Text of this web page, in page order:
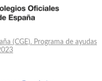
(CGE). Programa de ayudas